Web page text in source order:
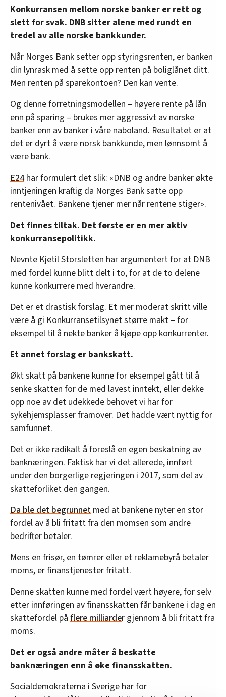
Konkurransen mellom norske banker er rett og
slett for svak. DNB sitter alene med rundt en
tredel av alle norske bankkunder.
Når Norges Bank setter opp styringsrenten, er banken
din lynrask med å sette opp renten på boliglånet ditt.
Men renten på sparekontoen? Den kan vente.
Og denne forretningsmodellen – høyere rente på lån
enn på sparing – brukes mer aggressivt av norske
banker enn av banker i våre naboland. Resultatet er at
det er dyrt å være norsk bankkunde, men lønnsomt å
være bank.
E24har formulert det slik: «DNB og andre banker økte
inntjeningen kraftig da Norges Bank satte opp
rentenivået. Bankene tjener mer når rentene stiger».
Det finnes tiltak. Det første er en mer aktiv
konkurransepolitikk.
Nevnte Kjetil Storsletten har argumentert for at DNB
med fordel kunne blitt delt i to, for at de to delene
kunne konkurrere med hverandre.
Det er et drastisk forslag. Et mer moderat skritt ville
være å gi Konkurransetilsynet større makt – for
eksempel til å nekte banker å kjøpe opp konkurrenter.
Et annet forslag er bankskatt.
Økt skatt på bankene kunne for eksempel gått til å
senke skatten for de med lavest inntekt, eller dekke
opp noe av det udekkede behovet vi har for
sykehjemsplasser framover. Det hadde vært nyttig for
samfunnet.
Det er ikke radikalt å foreslå en egen beskatning av
banknæringen. Faktisk har vi det allerede, innført
under den borgerlige regjeringen i 2017, som del av
skatteforliket den gangen.
Da ble det begrunnet med at bankene nyter en stor
fordel av å bli fritatt fra den momsen som andre
bedrifter betaler.
Mens en frisør, en tømrer eller et reklamebyrå betaler
moms, er finanstjenester fritatt.
Denne skatten kunne med fordel vært høyere, for selv
etter innføringen av finansskatten får bankene i dag en
skattefordel på flere milliarder gjennom å bli fritatt fra
moms.
Det er også andre måter å beskatte
banknæringen enn å øke finansskatten.
Socialdemokraterna i Sverige har for